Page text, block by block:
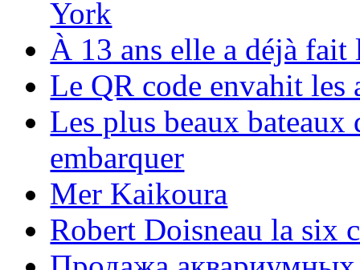
York
À 13 ans elle a déjà
Le QR code envahit les
Les plus beaux bateaux
embarquer
Mer Kaikoura
Robert Doisneau la six